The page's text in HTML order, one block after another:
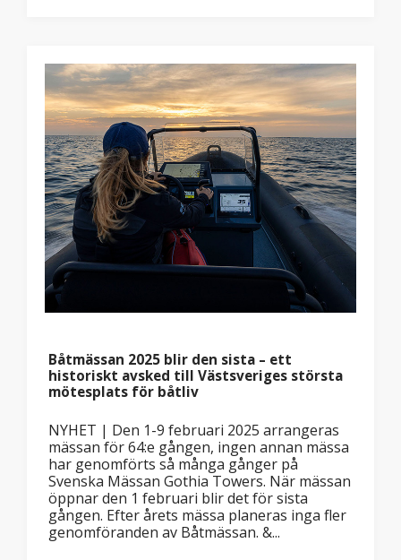
Båtmässan 2025 blir den sista – ett
historiskt avsked till Västsveriges största
mötesplats för båtliv
NYHET | Den 1-9 februari 2025 arrangeras
mässan för 64:e gången, ingen annan mässa
har genomförts så många gånger på
Svenska Mässan Gothia Towers. När mässan
öppnar den 1 februari blir det för sista
gången. Efter årets mässa planeras inga fler
genomföranden av Båtmässan. &...